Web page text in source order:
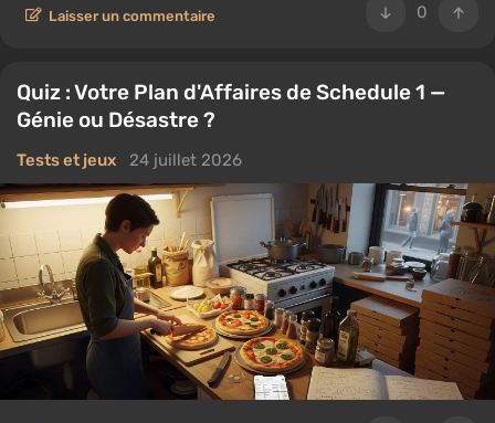
0
Laisser un commentaire
Quiz : Votre Plan d'Affaires de Schedule 1 —
Génie ou Désastre ?
Tests et jeux 24 juillet 2026